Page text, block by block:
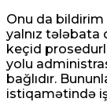
Onu da bildirim
yalnız tələbata
keçid
yolu
bağlıdır.
istiqamətində iş